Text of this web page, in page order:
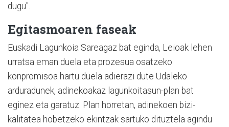
dugu".
Egitasmoaren faseak
Euskadi Lagunkoia Sareagaz bat eginda, Leioak lehen
urratsa eman duela eta prozesua osatzeko
konpromisoa hartu duela adierazi dute Udaleko
arduradunek, adinekoakaz lagunkoitasun-plan bat
eginez eta garatuz. Plan horretan, adinekoen bizi-
kalitatea hobetzeko ekintzak sartuko dituztela agindu